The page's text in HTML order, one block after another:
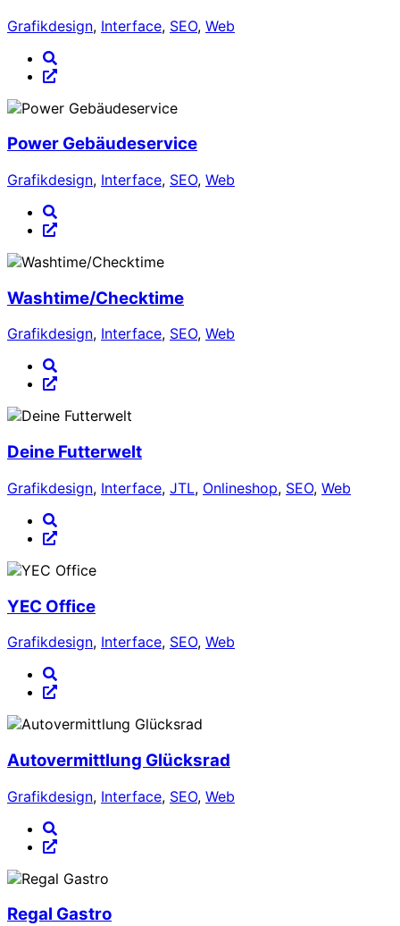
Grafikdesign, Interface, SEO, Web
Power Gebäudeservice
Grafikdesign, Interface, SEO, Web
Washtime/Checktime
Grafikdesign, Interface, SEO, Web
Deine Futterwelt
Grafikdesign, Interface, JTL, Onlineshop, SEO, Web
YEC Office
Grafikdesign, Interface, SEO, Web
Autovermittlung Glücksrad
Grafikdesign, Interface, SEO, Web
Regal Gastro